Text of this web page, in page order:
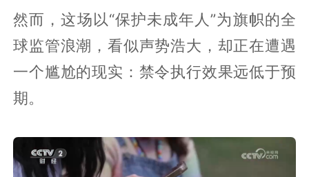
然而，这场以“保护未成年人”为旗帜的全
球监管浪潮，看似声势浩大，却正在遭遇
一个尴尬的现实：禁令执行效果远低于预
期。